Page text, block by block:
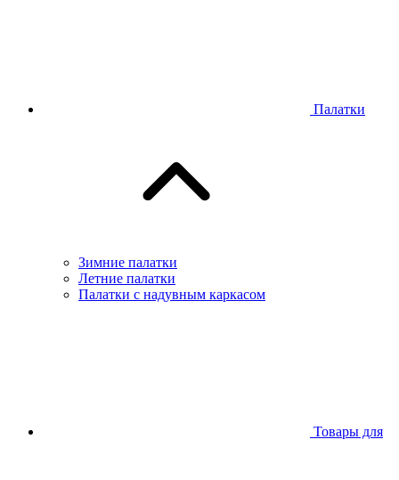
Палатки
Зимние палатки
Летние палатки
Палатки с надувным каркасом
Товары для